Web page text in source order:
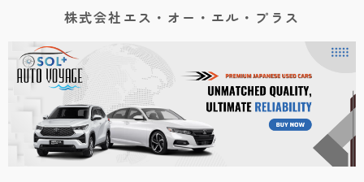
株式会社エス・オー・エル・プラス